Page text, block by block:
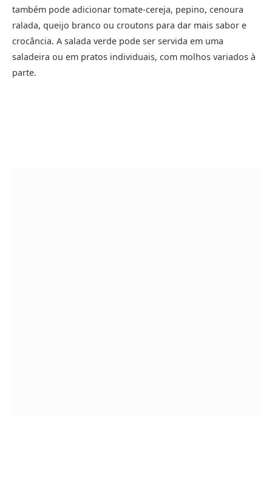
também pode adicionar tomate-cereja, pepino, cenoura
ralada, queijo branco ou croutons para dar mais sabor e
crocância. A salada verde pode ser servida em uma
saladeira ou em pratos individuais, com molhos variados à
parte.